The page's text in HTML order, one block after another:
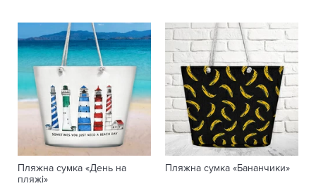
Пляжна сумка «День на
пляжі»
Пляжна сумка «Бананчики»